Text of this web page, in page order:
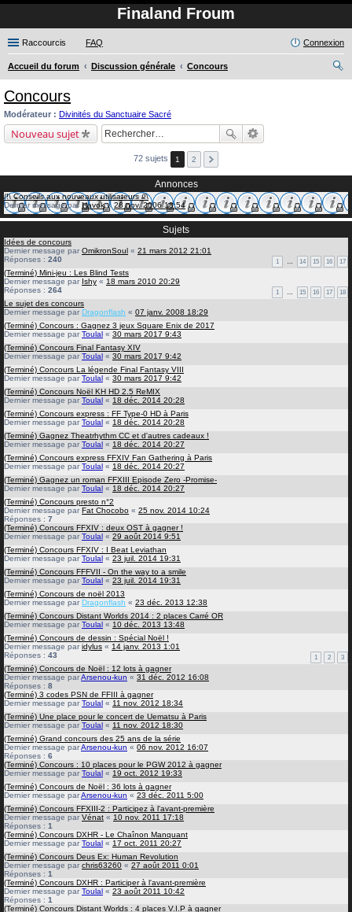
Finaland Froum
Raccourcis FAQ Connexion
Accueil du forum Discussion générale
Concours
Concours
Modérateur : Divinités du Sanctuaire Sacré
Nouveau sujet
72 sujets 1 2
Annonces
/!\ Conseils aux nouveaux utilisateurs /!\
Dernier message parHavok«28 nov. 2006 18:54
Sujets
Idées de concours
Dernier message par OmikronSoul « 21 mars 2012 21:01
Réponses : 240 1 14 15 16 17
(Terminé) Mini-jeu : Les Blind Tests
Dernier message par Ishy « 18 mars 2010 20:29
Réponses : 264 1 15 16 17 18
Le sujet des concours
Dernier message par Dragonflash « 07 janv. 2008 18:29
(Terminé) Concours : Gagnez 3 jeux Square Enix de 2017
Dernier message par Toulal « 30 mars 2017 9:43
(Terminé) Concours Final Fantasy XIV
Dernier message par Toulal « 30 mars 2017 9:42
(Terminé) Concours La légende Final Fantasy VIII
Dernier message par Toulal « 30 mars 2017 9:42
(Terminé) Concours Noël KH HD 2.5 ReMIX
Dernier message par Toulal « 18 déc. 2014 20:28
(Terminé) Concours express : FF Type-0 HD à Paris
Dernier message par Toulal « 18 déc. 2014 20:28
(Terminé) Gagnez Theatrhythm CC et d'autres cadeaux !
Dernier message par Toulal « 18 déc. 2014 20:27
(Terminé) Concours express FFXIV Fan Gathering à Paris
Dernier message par Toulal « 18 déc. 2014 20:27
(Terminé) Gagnez un roman FFXIII Episode Zero -Promise-
Dernier message par Toulal « 18 déc. 2014 20:27
(Terminé) Concours presto n°2
Dernier message par Fat Chocobo « 25 nov. 2014 10:24
Réponses : 7
(Terminé) Concours FFXIV : deux OST à gagner !
Dernier message par Toulal « 29 août 2014 9:51
(Terminé) Concours FFXIV : I Beat Leviathan
Dernier message par Toulal « 23 juil. 2014 19:31
(Terminé) Concours FFFVII - On the way to a smile
Dernier message par Toulal « 23 juil. 2014 19:31
(Terminé) Concours de noël 2013
Dernier message par Dragonflash « 23 déc. 2013 12:38
(Terminé) Concours Distant Worlds 2014 : 2 places Carré OR
Dernier message par Toulal « 10 déc. 2013 13:48
(Terminé) Concours de dessin : Spécial Noël !
Dernier message par idylus « 14 janv. 2013 1:01
Réponses : 43 1 2 3
(Terminé) Concours de Noël : 12 lots à gagner
Dernier message parArsenou-kun « 31 déc. 2012 16:08
Réponses : 8
(Terminé) 3 codes PSN de FFIII à gagner
Dernier message par Toulal « 11 nov. 2012 18:34
(Terminé) Une place pour le concert de Uematsu à Paris
Dernier message par Toulal « 11 nov. 2012 18:30
(Terminé) Grand concours des 25 ans de la série
Dernier message parArsenou-kun « 06 nov. 2012 16:07
Réponses : 6
(Terminé) Concours : 10 places pour le PGW 2012 à gagner
Dernier message par Toulal « 19 oct. 2012 19:33
(Terminé) Concours de Noël : 36 lots à gagner
Dernier message parArsenou-kun « 23 déc. 2011 5:00
(Terminé) Concours FFXIII-2 : Participez à l'avant-première
Dernier message par Vénat « 10 nov. 2011 17:18
Réponses : 1
(Terminé) Concours DXHR - Le Chaînon Manquant
Dernier message par Toulal « 17 oct. 2011 20:27
(Terminé) Concours Deus Ex: Human Revolution
Dernier message par chris63260 « 27 août 2011 0:01
Réponses : 1
(Terminé) Concours DXHR : Participer à l'avant-première
Dernier message par Toulal « 23 août 2011 10:42
Réponses : 1
(Terminé) Concours Distant Worlds : 4 places V.I.P à gagner